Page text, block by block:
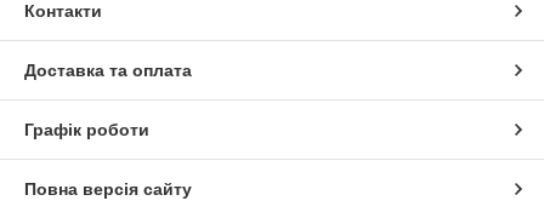
Контакти
Доставка та оплата
Графік роботи
Повна версія сайту